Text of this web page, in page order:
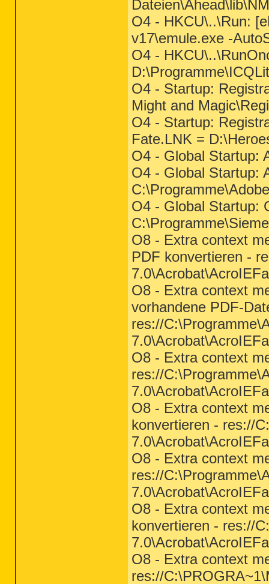
O4 - HKCU\..\Run:
v17\emule.exe -
O4 -
O4 - Startup:
Might and
O4 - Startup:
Fate.LNK =
O4 - Global Startup:
O4 - Global Startup:
O4 - Global Startup:
O8 - Extra context
PDF konvertieren -
O8 - Extra context
vorhandene PDF-
res://
O8 - Extra context
res://
O8 - Extra context
konvertieren - res://
O8 - Extra context
res://
O8 - Extra context
konvertieren - res://
O8 - Extra context
res://